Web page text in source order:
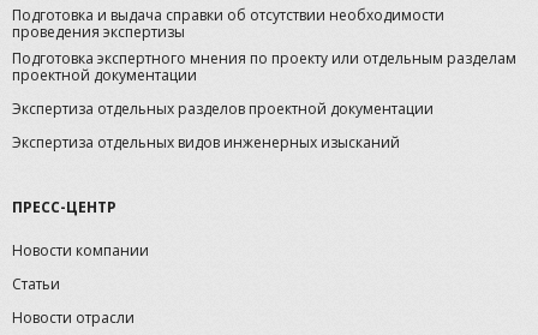
Подготовка и выдача справки об отсутствии необходимости
проведения экспертизы
Подготовка экспертного мнения по проекту или отдельным разделам
проектной документации
Экспертиза отдельных разделов проектной документации
Экспертиза отдельных видов инженерных изысканий
ПРЕСС-ЦЕНТР
Новости компании
Статьи
Новости отрасли